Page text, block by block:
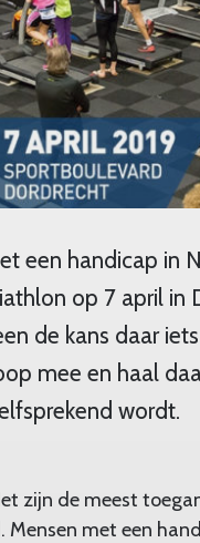
een handicap in
op 7 april in
de kans daar
mee en haal
wordt.
zijn de meest
Mensen met een